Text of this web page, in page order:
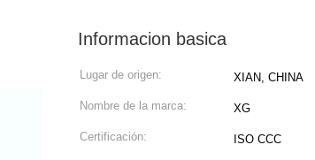
Informacion basica
Lugar de origen: XIAN, CHINA
Nombre de la marca: XG
Certificación: ISO CCC